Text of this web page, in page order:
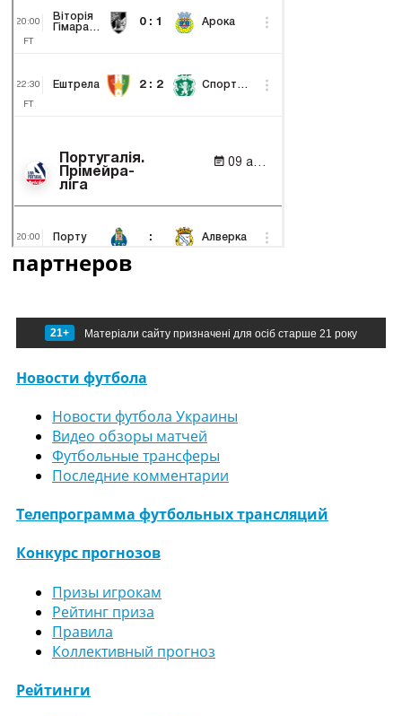
партнеров
21+ Матеріали сайту призначені для осіб старше 21 року
Новости футбола
Новости футбола Украины
Видео обзоры матчей
Футбольные трансферы
Последние комментарии
Телепрограмма футбольных трансляций
Конкурс прогнозов
Призы игрокам
Рейтинг приза
Правила
Коллективный прогноз
Рейтинги